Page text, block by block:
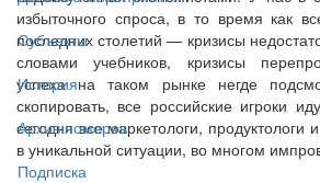
Субъекты
История
Архив номеров
Подписка
избыточного спроса, в то время как
последних столетий — кризисы
словами учебников, кризисы
успеха на таком рынке негде
скопировать, все российские игроки
сегодня все маркетологи, продуктологи
в уникальной ситуации, во многом